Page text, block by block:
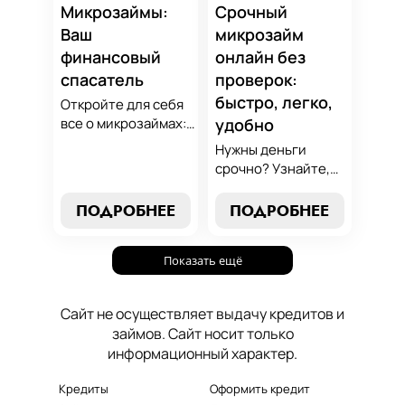
который
поддержит вашу
финансовую
стабильность.
Микрозаймы:
Ваш
финансовый
спасатель
Откройте для себя
все о микрозаймах:
погашения. Наше
вашим надежным
помощником в мире
ПОДРОБНЕЕ
Срочный
микрозайм
онлайн без
проверок:
быстро, легко,
удобно
Нужны деньги
срочно? Узнайте,
срочный
без проверок и
длительного
проблем здесь и
сейчас.
ПОДРОБНЕЕ
Показать ещё
Сайт не осуществляет выдачу кредитов и
займов. Сайт носит только
информационный характер.
Кредиты
Оформить кредит